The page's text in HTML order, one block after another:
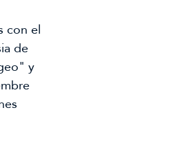
con el
de
y